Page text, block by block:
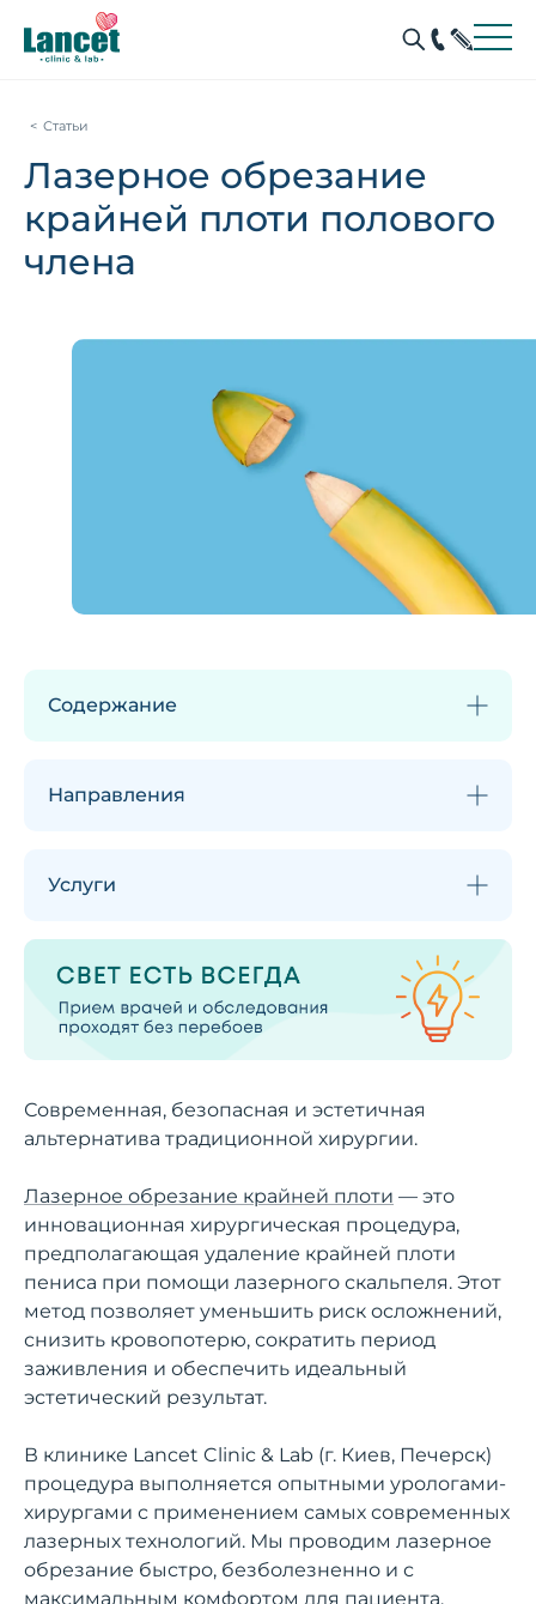
Статьи
Лазерное обрезание
крайней плоти полового
члена
Современная, безопасная и эстетичная
альтернатива традиционной хирургии.
Лазерное обрезание крайней плоти — это
инновационная хирургическая процедура,
предполагающая удаление крайней плоти
пениса при помощи лазерного скальпеля. Этот
метод позволяет уменьшить риск осложнений,
снизить кровопотерю, сократить период
заживления и обеспечить идеальный
эстетический результат.
В клинике Lancet Clinic & Lab (г. Киев, Печерск)
процедура выполняется опытными урологами-
хирургами с применением самых современных
лазерных технологий. Мы проводим лазерное
обрезание быстро, безболезненно и с
максимальным комфортом для пациента.
Содержание
Направления
Услуги